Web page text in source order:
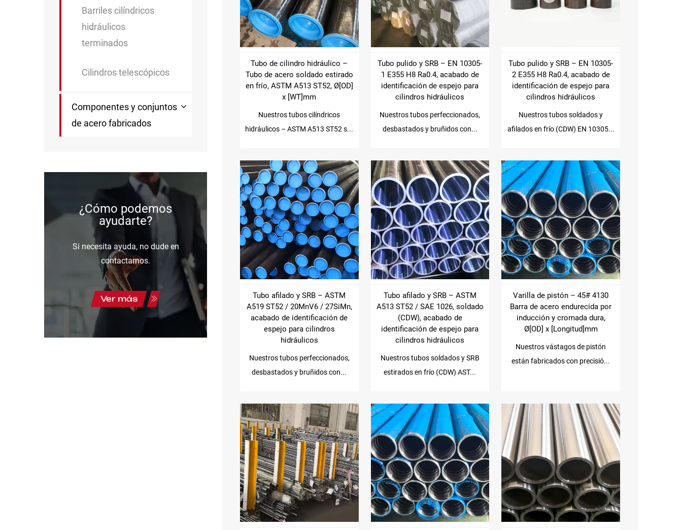
Barriles cilíndricos
hidráulicos
terminados
Cilindros telescópicos
Componentes y conjuntos
de acero fabricados
¿Cómo podemos
ayudarte?
Si necesita ayuda, no dude en
contactarnos.
Ver más
Tubo de cilindro hidráulico –
Tubo de acero soldado estirado
en frío, ASTM A513 ST52, Ø[OD]
x [WT]mm
Nuestros tubos cilíndricos
hidráulicos – ASTM A513 ST52 s...
Tubo pulido y SRB – EN 10305-
1 E355 H8 Ra0.4, acabado de
identificación de espejo para
cilindros hidráulicos
Nuestros tubos perfeccionados,
desbastados y bruñidos con...
Tubo pulido y SRB – EN 10305-
2 E355 H8 Ra0.4, acabado de
identificación de espejo para
cilindros hidráulicos
Nuestros tubos soldados y
afilados en frío (CDW) EN 10305...
Tubo afilado y SRB – ASTM
A519 ST52 / 20MnV6 / 27SiMn,
acabado de identificación de
espejo para cilindros
hidráulicos
Nuestros tubos perfeccionados,
desbastados y bruñidos con...
Tubo afilado y SRB – ASTM
A513 ST52 / SAE 1026, soldado
(CDW), acabado de
identificación de espejo para
cilindros hidráulicos
Nuestros tubos soldados y SRB
estirados en frío (CDW) AST...
Varilla de pistón – 45# 4130
Barra de acero endurecida por
inducción y cromada dura,
Ø[OD] x [Longitud]mm
Nuestros vástagos de pistón
están fabricados con precisió...